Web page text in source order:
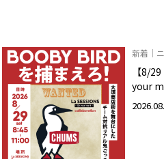
新着｜
【8/
your